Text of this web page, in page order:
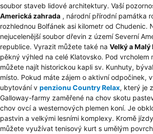
soubor staveb lidové architektury. Vaší
Americká zahrada , národní přírodní památka
rozhlednou Bolfánek asi kilometr od Chudenic.
nejucelenější soubor dřevin z území Severní
republice. Vyrazit můžete také na Velký a Malý
pěkný výhled na celé Klatovsko. Pod vrcholem
můžete najít historickou kapli sv. Kunhuty,
místo. Pokud máte zájem o aktivní odpočinek,
ubytování v penzionu Country Relax, který je
Galloway-farmy zaměřené na chov skotu
chov ovcí a westernových plemen koní. Je
pastvin a velkými lesními komplexy. Kromě
můžete využívat tenisový kurt s umělým